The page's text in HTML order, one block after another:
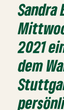
Sandra
2021
dem